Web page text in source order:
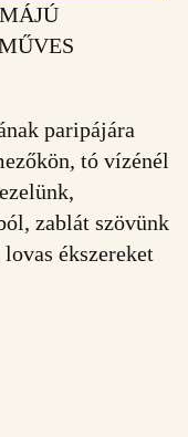
paripájára
tó vízénél
zablát szövünk
ékszereket